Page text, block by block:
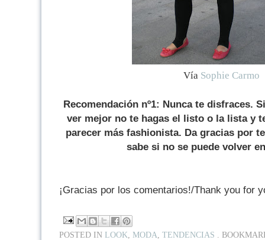
Vía Sophie Carmo
Recomendación nº1: Nunca te disfraces.
ver mejor no te hagas el listo o la lista y
parecer más fashionista. Da gracias por
sabe si no se puede volver
¡Gracias por los comentarios!/Thank you for
POSTED IN LOOK MODA TENDENCIAS .